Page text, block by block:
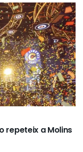
repeteix a Molins